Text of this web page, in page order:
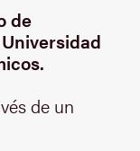
de
de un